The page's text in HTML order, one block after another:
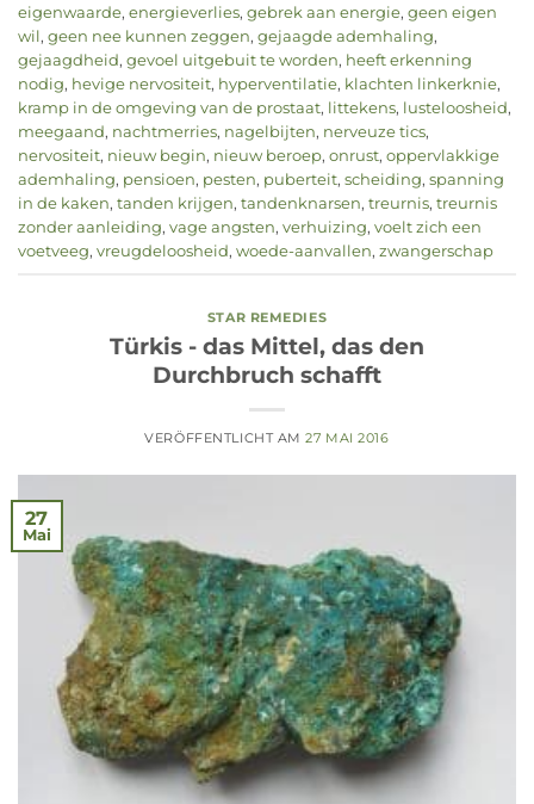
eigenwaarde, energieverlies, gebrek aan energie, geen eigen
wil, geen nee kunnen zeggen, gejaagde ademhaling,
gejaagdheid, gevoel uitgebuit te worden, heeft erkenning
nodig, hevige nervositeit, hyperventilatie, klachten linkerknie,
kramp in de omgeving van de prostaat, littekens, lusteloosheid,
meegaand, nachtmerries, nagelbijten, nerveuze tics,
nervositeit, nieuw begin, nieuw beroep, onrust, oppervlakkige
ademhaling, pensioen, pesten, puberteit, scheiding, spanning
in de kaken, tanden krijgen, tandenknarsen, treurnis, treurnis
zonder aanleiding, vage angsten, verhuizing, voelt zich een
voetveeg, vreugdeloosheid, woede-aanvallen, zwangerschap
STAR REMEDIES
Türkis - das Mittel, das den
Durchbruch schafft
VERÖFFENTLICHT AM27 MAI 2016
27
Mai